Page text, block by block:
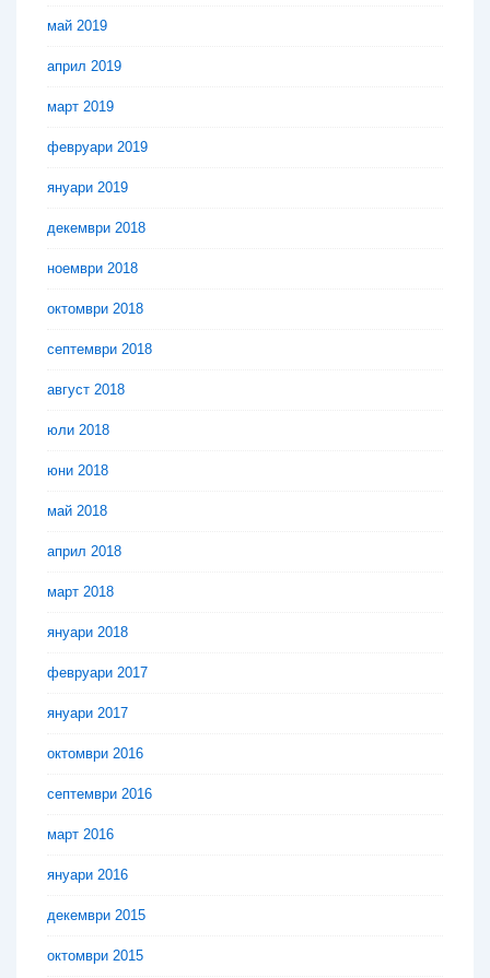
май 2019
април 2019
март 2019
февруари 2019
януари 2019
декември 2018
ноември 2018
октомври 2018
септември 2018
август 2018
юли 2018
юни 2018
май 2018
април 2018
март 2018
януари 2018
февруари 2017
януари 2017
октомври 2016
септември 2016
март 2016
януари 2016
декември 2015
октомври 2015